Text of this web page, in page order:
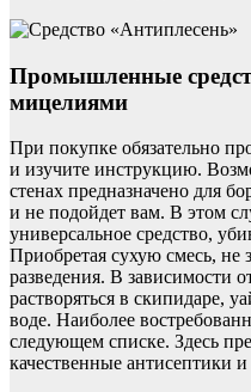
Промышленные
мицелиями
При покупке обязательно
и изучите инструкцию.
стенах предназначено для
и не подойдет вам. В этом
универсальное средство,
Приобретая сухую смесь, не
разведения. В зависимости
растворяться в скипидаре,
воде. Наиболее
следующем списке. Здесь
качественные антисептики